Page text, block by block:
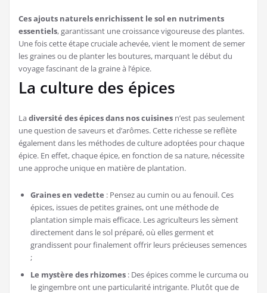
Ces ajouts naturels enrichissent le sol en nutriments
essentiels, garantissant une croissance vigoureuse des plantes.
Une fois cette étape cruciale achevée, vient le moment de semer
les graines ou de planter les boutures, marquant le début du
voyage fascinant de la graine à l’épice.
La culture des épices
Ladiversité des épices dans nos cuisines n’est pas seulement
une question de saveurs et d’arômes. Cette richesse se reflète
également dans les méthodes de culture adoptées pour chaque
épice. En effet, chaque épice, en fonction de sa nature, nécessite
une approche unique en matière de plantation.
Graines en vedette : Pensez au cumin ou au fenouil. Ces
épices, issues de petites graines, ont une méthode de
plantation simple mais efficace. Les agriculteurs les sèment
directement dans le sol préparé, où elles germent et
grandissent pour finalement offrir leurs précieuses semences
;
Le mystère des rhizomes : Des épices comme le curcuma ou
le gingembre ont une particularité intrigante. Plutôt que de